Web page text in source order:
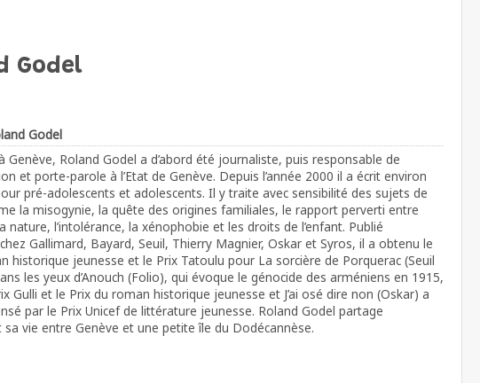
Godel
Godel
Genève, Roland Godel a d’abord été journaliste, puis responsable de
et porte-parole à l’Etat de Genève. Depuis l’année 2000 il a écrit environ
pré-adolescents et adolescents. Il y traite avec sensibilité des sujets de
la misogynie, la quête des origines familiales, le rapport perverti entre
nature, l’intolérance, la xénophobie et les droits de l’enfant. Publié
Gallimard, Bayard, Seuil, Thierry Magnier, Oskar et Syros, il a obtenu le
historique jeunesse et le Prix Tatoulu pour La sorcière de Porquerac (Seuil
les yeux d’Anouch (Folio), qui évoque le génocide des arméniens en 1915,
Gulli et le Prix du roman historique jeunesse et J’ai osé dire non (Oskar) a
par le Prix Unicef de littérature jeunesse. Roland Godel partage
vie entre Genève et une petite île du Dodécannèse.